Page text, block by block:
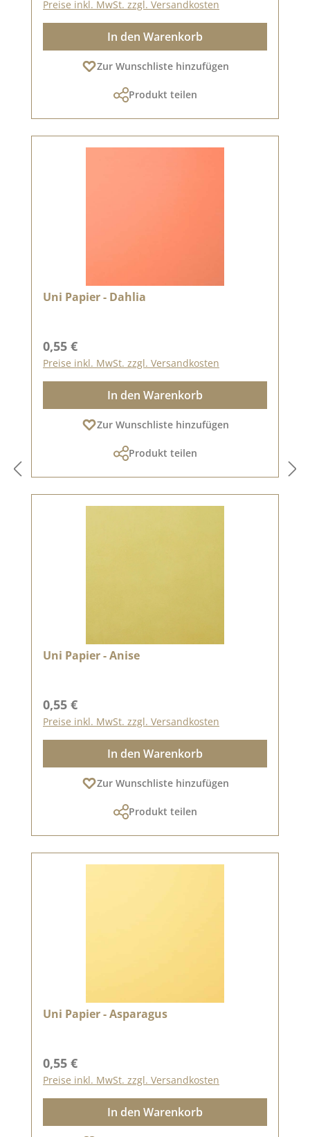
Preise inkl. MwSt. zzgl. Versandkosten
In den Warenkorb
Zur Wunschliste hinzufügen
Produkt teilen
Uni Papier - Dahlia
Regulärer Preis:
0,55 €
Preise inkl. MwSt. zzgl. Versandkosten
In den Warenkorb
Zur Wunschliste hinzufügen
Produkt teilen
Uni Papier - Anise
Regulärer Preis:
0,55 €
Preise inkl. MwSt. zzgl. Versandkosten
In den Warenkorb
Zur Wunschliste hinzufügen
Produkt teilen
Uni Papier - Asparagus
Regulärer Preis:
0,55 €
Preise inkl. MwSt. zzgl. Versandkosten
In den Warenkorb